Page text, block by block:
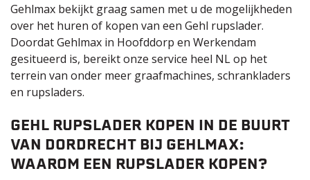
Gehlmax bekijkt graag samen met u de mogelijkheden
over het huren of kopen van een Gehl rupslader.
Doordat Gehlmax in Hoofddorp en Werkendam
gesitueerd is, bereikt onze service heel NL op het
terrein van onder meer graafmachines, schrankladers
en rupsladers.
GEHL RUPSLADER KOPEN IN DE BUURT
VAN DORDRECHT BIJ GEHLMAX:
WAAROM EEN RUPSLADER KOPEN?